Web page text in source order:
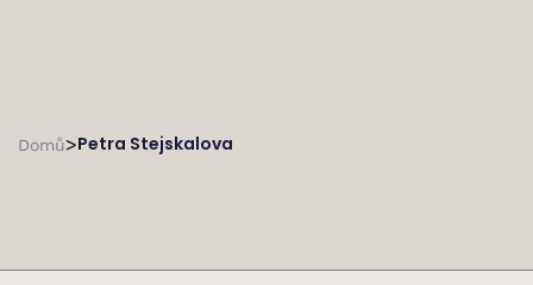
Domů>Petra Stejskalova